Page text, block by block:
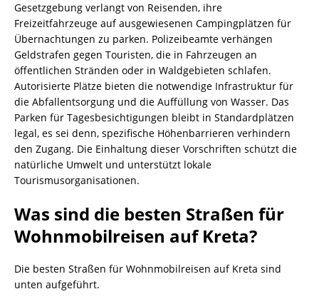
Gesetzgebung verlangt von Reisenden, ihre
Freizeitfahrzeuge auf ausgewiesenen Campingplätzen für
Übernachtungen zu parken. Polizeibeamte verhängen
Geldstrafen gegen Touristen, die in Fahrzeugen an
öffentlichen Stränden oder in Waldgebieten schlafen.
Autorisierte Plätze bieten die notwendige Infrastruktur für
die Abfallentsorgung und die Auffüllung von Wasser. Das
Parken für Tagesbesichtigungen bleibt in Standardplätzen
legal, es sei denn, spezifische Höhenbarrieren verhindern
den Zugang. Die Einhaltung dieser Vorschriften schützt die
natürliche Umwelt und unterstützt lokale
Tourismusorganisationen.
Was sind die besten Straßen für
Wohnmobilreisen auf Kreta?
Die besten Straßen für Wohnmobilreisen auf Kreta sind
unten aufgeführt.